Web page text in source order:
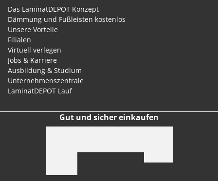
Das LaminatDEPOT Konzept
Dämmung und Fußleisten kostenlos
Unsere Vorteile
Filialen
Virtuell verlegen
Jobs & Karriere
Ausbildung & Studium
Unternehmenszentrale
LaminatDEPOT Lauf
Gut und sicher einkaufen